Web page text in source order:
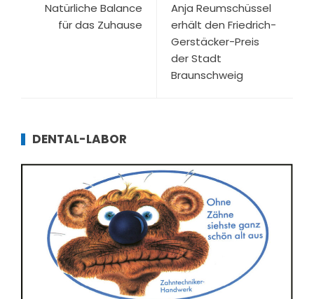
Natürliche Balance
für das Zuhause
Anja Reumschüssel
erhält den Friedrich-
Gerstäcker-Preis
der Stadt
Braunschweig
DENTAL-LABOR